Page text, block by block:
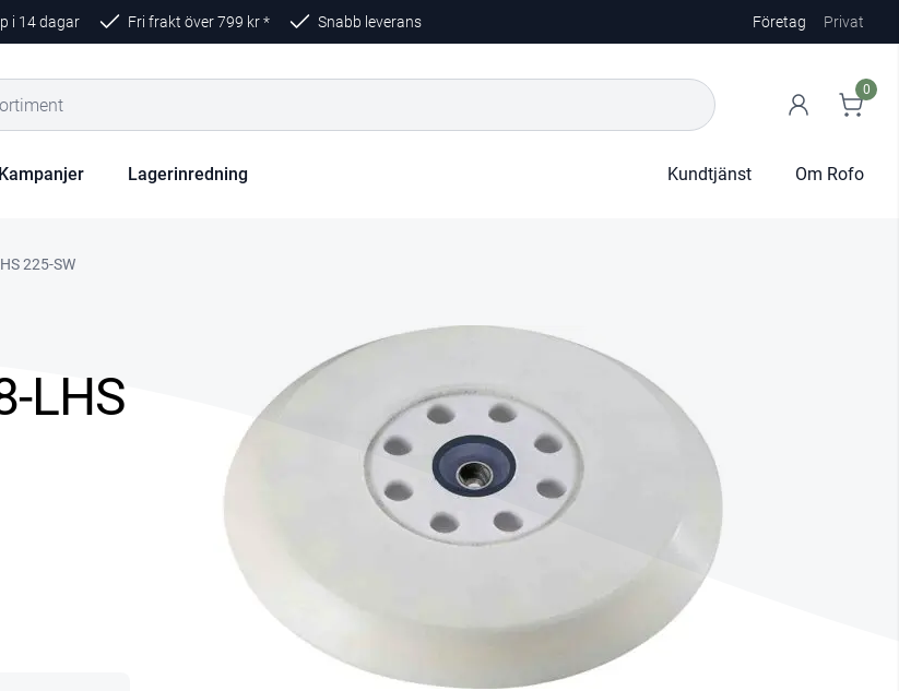
i 14 dagar Fri frakt över799 kr * Snabb leverans Företag Privat
0
Kampanjer Lagerinredning Kundtjänst Om Rofo
225-SW
LHS